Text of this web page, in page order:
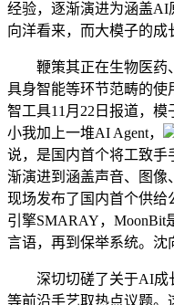
经验，逐渐演进为涵盖AI
向洋看来，而大模子的成
鞭策其正在生物医药、
具身智能等环节范畴的使
智工具11月22日报道，
小我加上一堆AI Agent，
说，是国内首个将工致手
渐演进到涵盖声音、图像
现场发布了国内首个供给
引擎SMARAY，MoonBit
言语，再到保举系统。沈
深切切磋了关于AI成
等前沿手艺取热点议题。